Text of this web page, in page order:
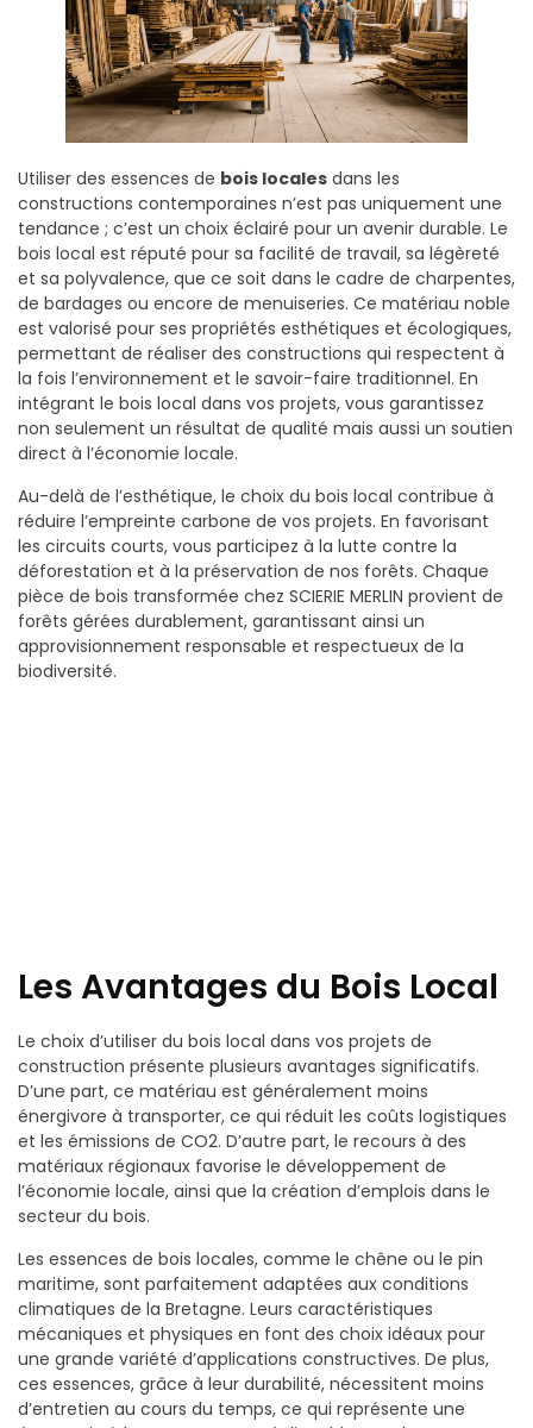
Utiliser des essences de bois locales dans les
constructions contemporaines n’est pas uniquement une
tendance ; c’est un choix éclairé pour un avenir durable. Le
bois local est réputé pour sa facilité de travail, sa légèreté
et sa polyvalence, que ce soit dans le cadre de charpentes,
de bardages ou encore de menuiseries. Ce matériau noble
est valorisé pour ses propriétés esthétiques et écologiques,
permettant de réaliser des constructions qui respectent à
la fois l’environnement et le savoir-faire traditionnel. En
intégrant le bois local dans vos projets, vous garantissez
non seulement un résultat de qualité mais aussi un soutien
direct à l’économie locale.
Au-delà de l’esthétique, le choix du bois local contribue à
réduire l’empreinte carbone de vos projets. En favorisant
les circuits courts, vous participez à la lutte contre la
déforestation et à la préservation de nos forêts. Chaque
pièce de bois transformée chez SCIERIE MERLIN provient de
forêts gérées durablement, garantissant ainsi un
approvisionnement responsable et respectueux de la
biodiversité.
Les Avantages du Bois Local
Le choix d’utiliser du bois local dans vos projets de
construction présente plusieurs avantages significatifs.
D’une part, ce matériau est généralement moins
énergivore à transporter, ce qui réduit les coûts logistiques
et les émissions de CO2. D’autre part, le recours à des
matériaux régionaux favorise le développement de
l’économie locale, ainsi que la création d’emplois dans le
secteur du bois.
Les essences de bois locales, comme le chêne ou le pin
maritime, sont parfaitement adaptées aux conditions
climatiques de la Bretagne. Leurs caractéristiques
mécaniques et physiques en font des choix idéaux pour
une grande variété d’applications constructives. De plus,
ces essences, grâce à leur durabilité, nécessitent moins
d’entretien au cours du temps, ce qui représente une